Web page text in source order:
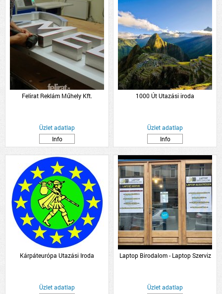
Felirat Reklám Műhely Kft.
Üzlet adatlap
Info
1000 Út Utazási iroda
Üzlet adatlap
Info
Kárpáteurópa Utazási Iroda
Üzlet adatlap
Laptop Birodalom - Laptop Szerviz
Üzlet adatlap